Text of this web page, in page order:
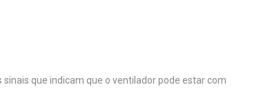
que indicam que o ventilador pode estar com